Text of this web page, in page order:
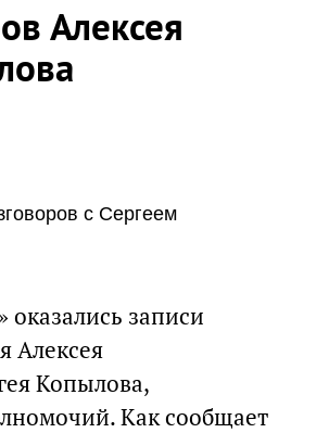
Алексея
с Сергеем
» оказались записи
Алексея
Копылова,
Как сообщает